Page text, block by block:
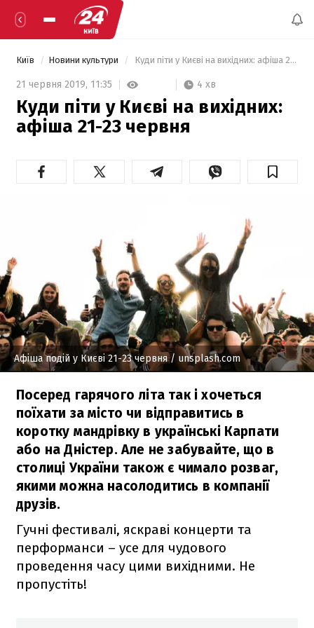
Київ Новини культури Куди піти у Києві на вихідних: афіша 21-23 червня
21 червня 2019, 11:35 4 хв
Куди піти у Києві на вихідних:
афіша 21-23 червня
Афіша подій у Києві 21-23 червня/ unsplash.com
Посеред гарячого літа так і хочеться
поїхати за місто чи відправитись в
коротку мандрівку в українські Карпати
або на Дністер. Але не забувайте, що в
столиці України також є чимало розваг,
якими можна насолодитись в компанії
друзів.
Гучні фестивалі, яскраві концерти та
перформанси – усе для чудового
проведення часу цими вихідними. Не
пропустіть!